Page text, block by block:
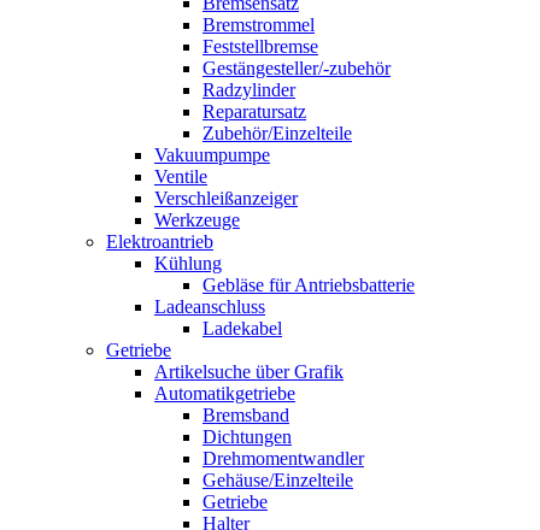
Bremstrommel
Feststellbremse
Gestängesteller/-zubehör
Radzylinder
Reparatursatz
Zubehör/Einzelteile
Vakuumpumpe
Ventile
Verschleißanzeiger
Werkzeuge
Elektroantrieb
Kühlung
Gebläse für Antriebsbatterie
Ladeanschluss
Ladekabel
Getriebe
Artikelsuche über Grafik
Automatikgetriebe
Bremsband
Dichtungen
Drehmomentwandler
Gehäuse/Einzelteile
Getriebe
Halter